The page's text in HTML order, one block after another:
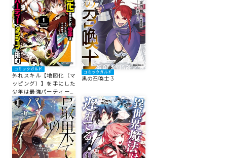
コミックガルド
外れスキル【地図化（マ
ッピング）】を手にした
少年は最強パーティーと
ダンジョンに挑む 1
コミックガルド
黒の召喚士 3